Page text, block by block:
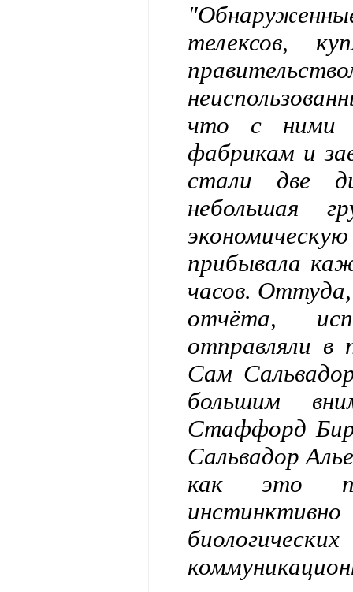
телексов,
что с ними
фабрикам и
стали две
небольшая
прибывала
часов.
отчёта,
отправляли в
Сам
большим
Стаффорд Бир
Сальвадор
как это